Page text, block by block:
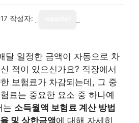
작성자:
달 일정한 금액이 자동으로 차
적이 있으신가요? 직장에서
보험료가 차감되는데, 그 중
료는 중요한 요소 중 하나예
는 소득월액 보험료 계산 방법
및 상한금액에 대해 자세히